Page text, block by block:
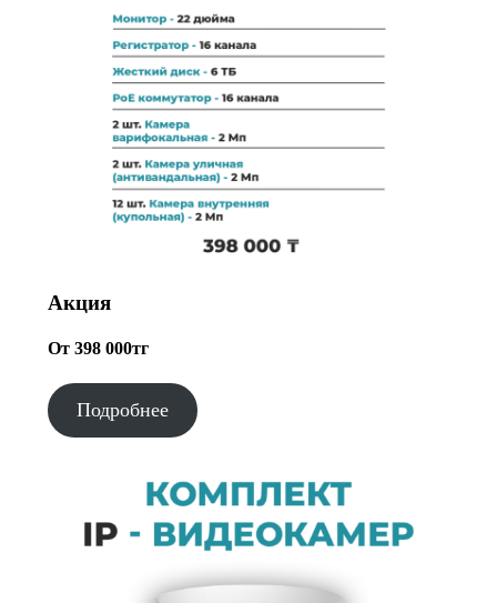
Акция
От 398 000тг
Подробнее